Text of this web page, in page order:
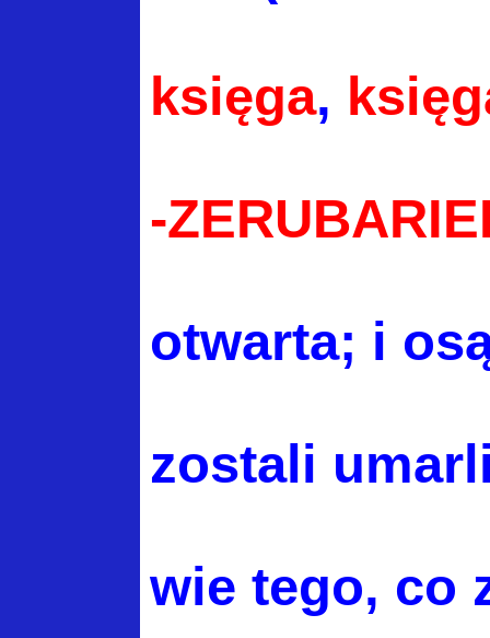
księga,
-
otwarta; i
zostali
wietego, co